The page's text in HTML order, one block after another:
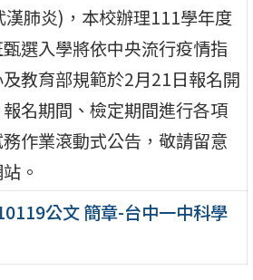
漢肺炎)，本校辦理111學年度
選入學將依中央流行疫情指
教育部規範於2月21日報名開
名期間、檢定期間進行各項
作業滾動式公告，敬請留意
。
公文 簡章-台中一中科學